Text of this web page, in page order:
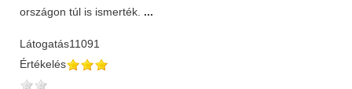
országon túl is ismerték. ...
Látogatás11091
Értékelés